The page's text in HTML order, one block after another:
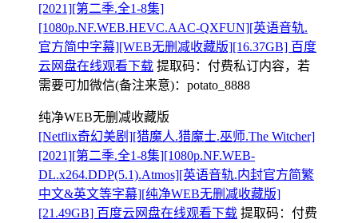
[2021][第二季.全1-8集]
[1080p.NF.WEB.HEVC.AAC-QXFUN][英语音轨.
官方简中字幕][WEB无删减收藏版][16.37GB] 百度
云网盘在线观看下载 提取码： 付费私订内容，若
需要可加微信(备注来意)：potato_8888
纯净WEB无删减收藏版
[Netflix奇幻美剧][猎魔人.猎魔士.巫师.The Witcher]
[2021][第二季.全1-8集][1080p.NF.WEB-
DL.x264.DDP(5.1).Atmos][英语音轨.内封官方简繁
中文&英文等字幕][纯净WEB无删减收藏版]
[21.49GB] 百度云网盘在线观看下载 提取码： 付费